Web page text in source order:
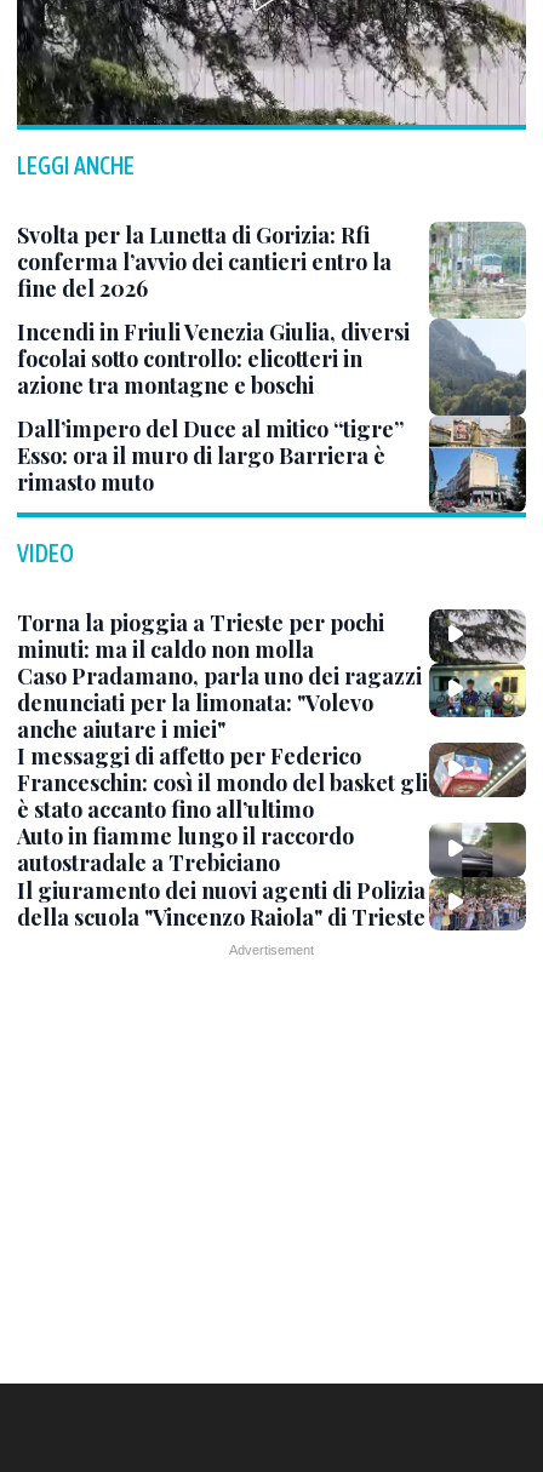
LEGGI ANCHE
Svolta per la Lunetta di Gorizia: Rfi
conferma l’avvio dei cantieri entro la
fine del 2026
Incendi in Friuli Venezia Giulia, diversi
focolai sotto controllo: elicotteri in
azione tra montagne e boschi
Dall’impero del Duce al mitico “tigre”
Esso: ora il muro di largo Barriera è
rimasto muto
VIDEO
Torna la pioggia a Trieste per pochi
minuti: ma il caldo non molla
Caso Pradamano, parla uno dei ragazzi
denunciati per la limonata: "Volevo
anche aiutare i miei"
I messaggi di affetto per Federico
Franceschin: così il mondo del basket gli
è stato accanto fino all’ultimo
Auto in fiamme lungo il raccordo
autostradale a Trebiciano
Il giuramento dei nuovi agenti di Polizia
della scuola "Vincenzo Raiola" di Trieste